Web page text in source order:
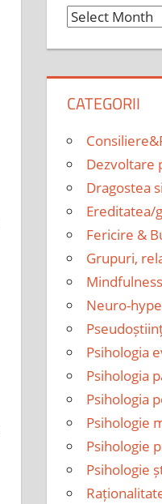
Arhiva
CATEGORII
Dezvoltare
Dragostea
Ereditatea/
Fericire &
Grupuri,
Mindfulness
Neuro-hype
Psihologia
Psihologia
Psihologia
Psihologie
Psihologie
Psihologie